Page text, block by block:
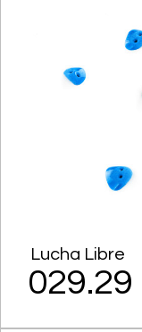
Lucha Libre
029.29